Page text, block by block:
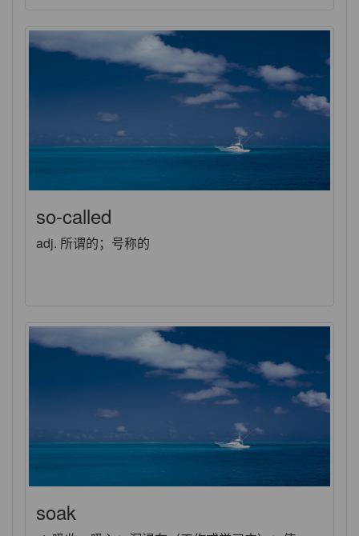
so-called
adj. 所谓的；号称的
soak